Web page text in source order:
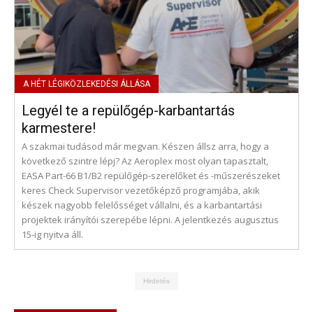
Legyél te a repülőgép-karbantartás
karmestere!
A szakmai tudásod már megvan. Készen állsz arra, hogy a
következő szintre lépj? Az Aeroplex most olyan tapasztalt,
EASA Part-66 B1/B2 repülőgép-szerelőket és -műszerészeket
keres Check Supervisor vezetőképző programjába, akik
készek nagyobb felelősséget vállalni, és a karbantartási
projektek irányítói szerepébe lépni. A jelentkezés augusztus
15-ig nyitva áll.
Hirdetés